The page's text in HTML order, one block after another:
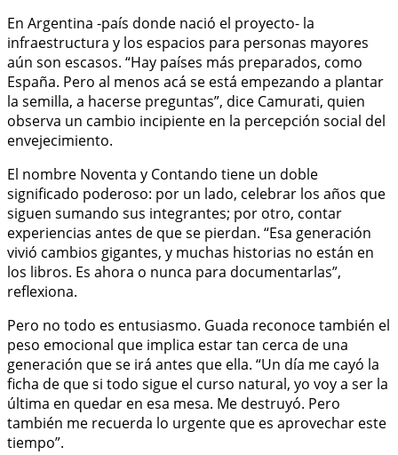
En Argentina -país donde nació el proyecto- la
infraestructura y los espacios para personas mayores
aún son escasos. “Hay países más preparados, como
España. Pero al menos acá se está empezando a plantar
la semilla, a hacerse preguntas”, dice Camurati, quien
observa un cambio incipiente en la percepción social del
envejecimiento.
El nombre Noventa y Contando tiene un doble
significado poderoso: por un lado, celebrar los años que
siguen sumando sus integrantes; por otro, contar
experiencias antes de que se pierdan. “Esa generación
vivió cambios gigantes, y muchas historias no están en
los libros. Es ahora o nunca para documentarlas”,
reflexiona.
Pero no todo es entusiasmo. Guada reconoce también el
peso emocional que implica estar tan cerca de una
generación que se irá antes que ella. “Un día me cayó la
ficha de que si todo sigue el curso natural, yo voy a ser la
última en quedar en esa mesa. Me destruyó. Pero
también me recuerda lo urgente que es aprovechar este
tiempo”.